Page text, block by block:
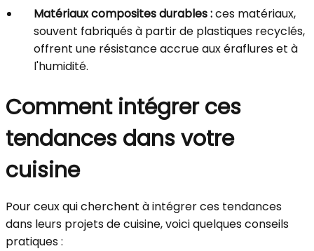
Matériaux composites durables :ces matériaux,
souvent fabriqués à partir de plastiques recyclés,
offrent une résistance accrue aux éraflures et à
l'humidité.
Comment intégrer ces
tendances dans votre
cuisine
Pour ceux qui cherchent à intégrer ces tendances
dans leurs projets de cuisine, voici quelques conseils
pratiques :